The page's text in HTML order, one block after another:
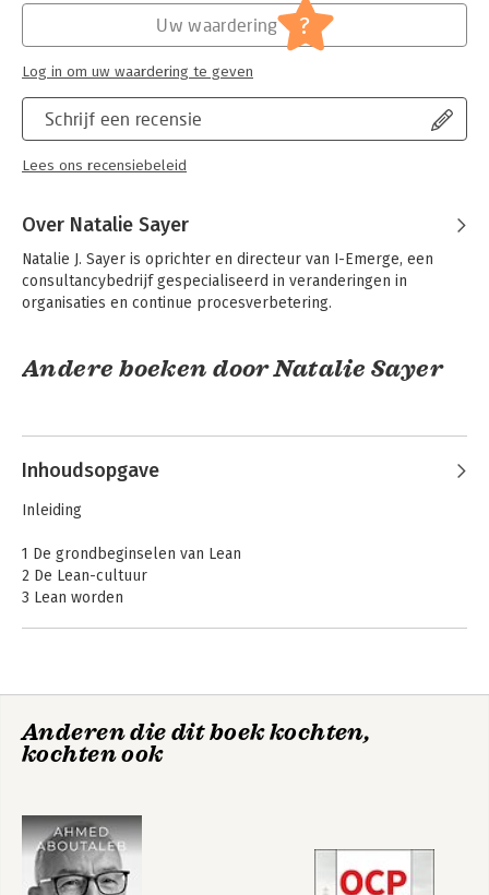
Schrijf een recensie
Lees ons recensiebeleid
Uw waardering ?
Log in om uw waardering te geven
Over Natalie Sayer
Natalie J. Sayer is oprichter en directeur van I-Emerge, een
consultancybedrijf gespecialiseerd in veranderingen in
organisaties en continue procesverbetering.
Andere boeken door Natalie Sayer
Bekijk alle boeken
Inhoudsopgave
Inleiding
1 De grondbeginselen van Lean
2 De Lean-cultuur
3 Lean worden
9 De Lean-onderneming
10 Tien best practices van Lean
Anderen die dit boek kochten,
kochten ook